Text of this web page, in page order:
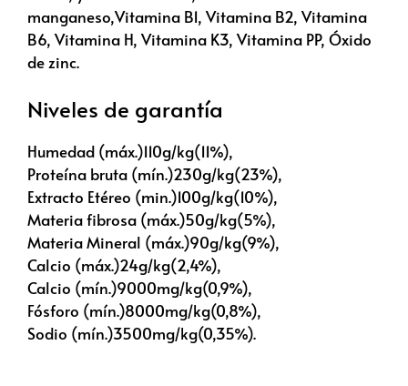
manganeso,Vitamina B1, Vitamina B2, Vitamina
B6, Vitamina H, Vitamina K3, Vitamina PP, Óxido
de zinc.
Niveles de garantía
Humedad (máx.)110g/kg(11%),
Proteína bruta (mín.)230g/kg(23%),
Extracto Etéreo (min.)100g/kg(10%),
Materia fibrosa (máx.)50g/kg(5%),
Materia Mineral (máx.)90g/kg(9%),
Calcio (máx.)24g/kg(2,4%),
Calcio (mín.)9000mg/kg(0,9%),
Fósforo (mín.)8000mg/kg(0,8%),
Sodio (mín.)3500mg/kg(0,35%).